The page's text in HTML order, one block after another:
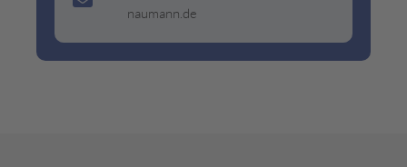
naumann.de